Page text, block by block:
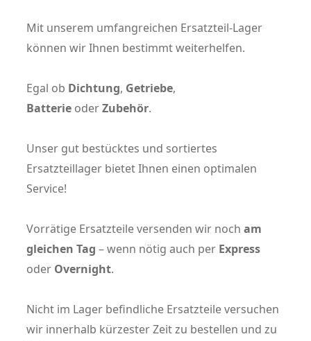
Mit unserem umfangreichen Ersatzteil-Lager
können wir Ihnen bestimmt weiterhelfen.
Egal ob Dichtung, Getriebe,
Batterie oderZubehör.
Unser gut bestücktes und sortiertes
Ersatzteillager bietet Ihnen einen optimalen
Service!
Vorrätige Ersatzteile versenden wir noch am
gleichen Tag – wenn nötig auch per Express
oder Overnight.
Nicht im Lager befindliche Ersatzteile versuchen
wir innerhalb kürzester Zeit zu bestellen und zu